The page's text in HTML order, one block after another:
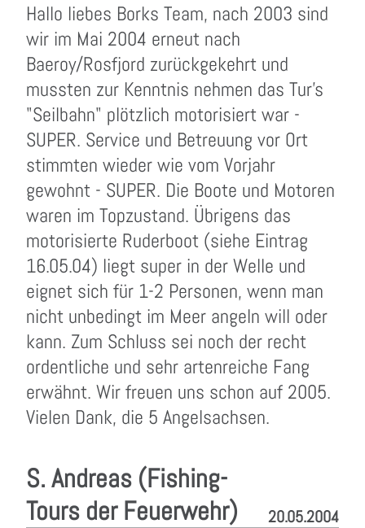
Hallo liebes Borks Team, nach 2003 sind
wir im Mai 2004 erneut nach
Baeroy/Rosfjord zurückgekehrt und
mussten zur Kenntnis nehmen das Tur's
"Seilbahn" plötzlich motorisiert war -
SUPER. Service und Betreuung vor Ort
stimmten wieder wie vom Vorjahr
gewohnt - SUPER. Die Boote und Motoren
waren im Topzustand. Übrigens das
motorisierte Ruderboot (siehe Eintrag
16.05.04) liegt super in der Welle und
eignet sich für 1-2 Personen, wenn man
nicht unbedingt im Meer angeln will oder
kann. Zum Schluss sei noch der recht
ordentliche und sehr artenreiche Fang
erwähnt. Wir freuen uns schon auf 2005.
Vielen Dank, die 5 Angelsachsen.
S. Andreas (Fishing-
Tours der Feuerwehr)
20.05.2004